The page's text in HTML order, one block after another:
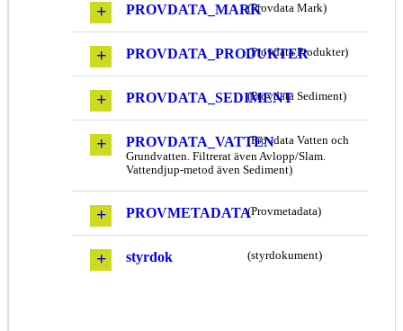
PROVDATA_MARK(Provdata Mark)
PROVDATA_PRODUKTER
(Provdata Produkter)
PROVDATA_SEDIMENT(Provdata Sediment)
PROVDATA_VATTEN(Provdata Vatten och
Grundvatten. Filtrerat även Avlopp/Slam.
Vattendjup-metod även Sediment)
PROVMETADATA(Provmetadata)
styrdok (styrdokument)